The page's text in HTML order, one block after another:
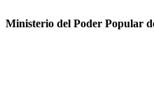
Ministerio del Poder Popular